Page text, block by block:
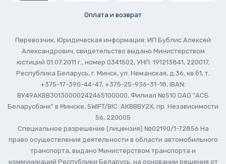
Оплата и возврат
Перевозчик, Юридическая информация: ИП Бублис Алексей
Александрович, свидетельство выдано Министерством
юстиций 01.07.2011 г., номер 0341502, УНП: 191213841, 220017,
Республика Беларусь, г. Минск, ул. Неманская, д.36, кв.б1, т.
+375-17-390-44-47, +375-25-936-31-18, IBAN:
ВУ49АКВВЗ0130000242465100000, Филиал №510 ОАО "АСБ
Беларусбанк" в Минске, SWIFT/BIC: АКВВВУ2Х, пр. Независимости
56, 220005
Специальное разрешение (лицензия) №02190/1-72856 На
право осуществления деятельности в области автомобильного
транспорта, выдано Министерством транспорта и
коммуникаций Республики Беларусь, на основании решения от